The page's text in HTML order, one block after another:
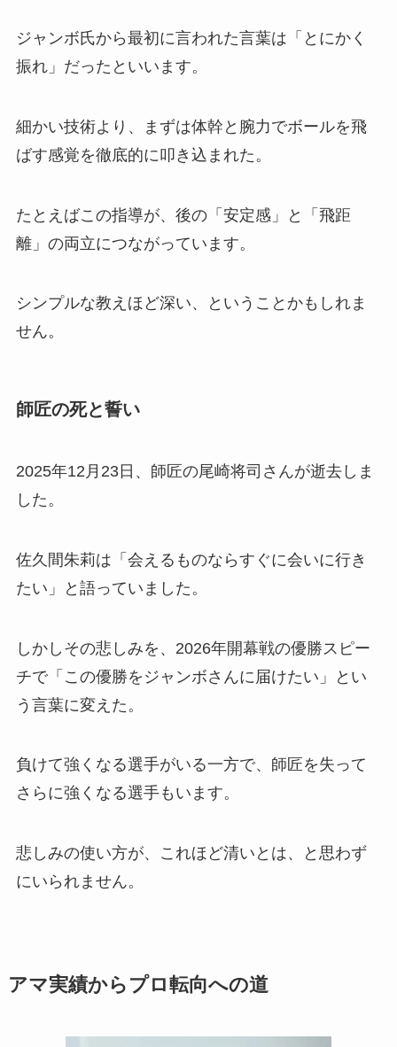
ジャンボ氏から最初に言われた言葉は「とにかく
振れ」だったといいます。
細かい技術より、まずは体幹と腕力でボールを飛
ばす感覚を徹底的に叩き込まれた。
たとえばこの指導が、後の「安定感」と「飛距
離」の両立につながっています。
シンプルな教えほど深い、ということかもしれま
せん。
師匠の死と誓い
2025年12月23日、師匠の尾崎将司さんが逝去しま
した。
佐久間朱莉は「会えるものならすぐに会いに行き
たい」と語っていました。
しかしその悲しみを、2026年開幕戦の優勝スピー
チで「この優勝をジャンボさんに届けたい」とい
う言葉に変えた。
負けて強くなる選手がいる一方で、師匠を失って
さらに強くなる選手もいます。
悲しみの使い方が、これほど清いとは、と思わず
にいられません。
アマ実績からプロ転向への道